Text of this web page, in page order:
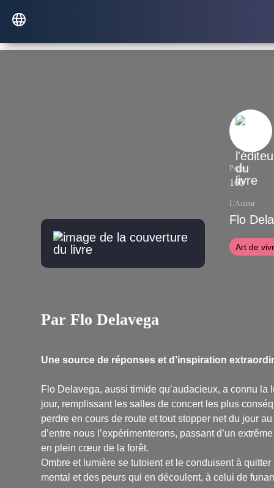
Pages
160
L'Auteur
Flo
Art de
Par Flo Delavega
Une source de réponses et d’inspiration
Flo Delavega, aussi timide qu’audacieux, a connu
jour, remplissant les salles de concert les plus
perdre en cours de route et tout stopper net du jour
d’entre nous l’expérimenterons, passant d’un
en plein cœur de la forêt.
Ombre et lumière se tutoient et le conduisent à
mental et des peurs qui en découlent, à celui de